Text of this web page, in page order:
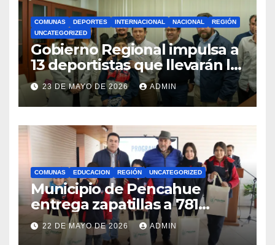
COMUNAS DEPORTES INTERNACIONAL NACIONAL
REGIÓN
UNCATEGORIZED
Gobierno Regional impulsa a
13 deportistas que llevarán la
bandera maulina a
competencias
internacionales
23 DE MAYO DE 2026 ADMIN
COMUNAS EDUCACION REGIÓN UNCATEGORIZED
Municipio de Pencahue
entrega zapatillas a 781
estudiantes con recursos del
Royalty Minero
22 DE MAYO DE 2026 ADMIN